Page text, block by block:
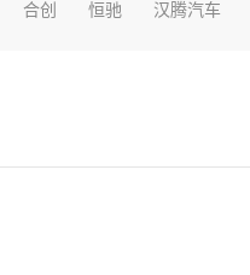
合创 恒驰 汉腾汽车